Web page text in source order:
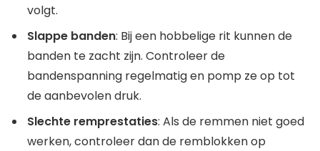
volgt.
Slappe banden: Bij een hobbelige rit kunnen de
banden te zacht zijn. Controleer de
bandenspanning regelmatig en pomp ze op tot
de aanbevolen druk.
Slechte remprestaties: Als de remmen niet goed
werken, controleer dan de remblokken op